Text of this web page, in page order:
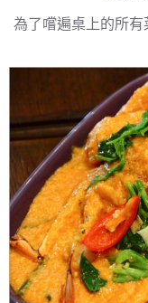
為了嚐遍桌上的所